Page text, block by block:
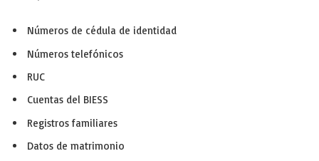
Números de cédula de identidad
Números telefónicos
RUC
Cuentas del BIESS
Registros familiares
Datos de matrimonio